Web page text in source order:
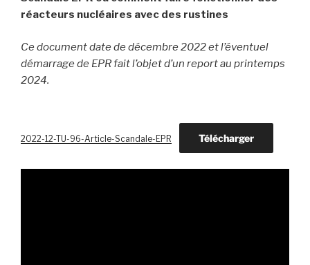
réacteurs nucléaires avec des rustines
Ce document date de décembre 2022 et l’éventuel
démarrage de EPR fait l’objet d’un report au printemps
2024.
2022-12-TU-96-Article-Scandale-EPR Télécharger